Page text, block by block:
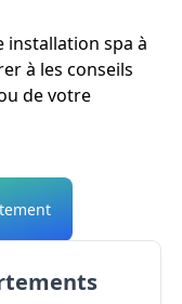
spa à
à les conseils
de votre